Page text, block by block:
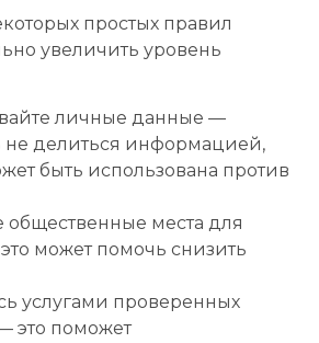
простых правил
увеличить уровень
личные данные —
не делиться информацией,
быть использована против
общественные места для
может помочь снизить
услугами проверенных
это поможет